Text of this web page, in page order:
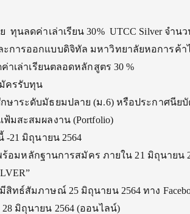
ทุนลดค่าเล่าเรียน 30% UTCC Silver จำน
การออกแบบดิจิทัล มหาวิทยาลัยหอการค้
าเล่าเรียนตลอดหลักสูตร 30 %
ครรับทุน
กษาระดับมัธยมปลาย (ม.6) หรือประกาศนีย
มสะสมผลงาน (Portfolio)
-21 มิถุนายน 2564
ร้อมหลักฐานการสมัคร ภายใน 21 มิถุนายน
ทธ์สัมภาษณ์ 25 มิถุนายน 2564 ทาง
มิถุนายน 2564 (ออนไลน์)